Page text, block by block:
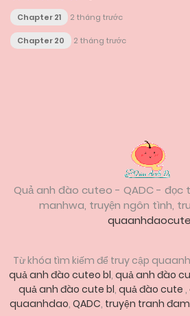
Chapter 21 2 tháng trước
Chapter 20 2 tháng trước
Quả anh đào cuteo - QADC - đọc
manhwa, truyện ngôn tình,
Từ khóa tìm kiếm để truy cập
quả anh đào cuteo bl, quả anh đào
quả anh đào cute bl, quả đào cute ,
quaanhdao, QADC, truyện tranh